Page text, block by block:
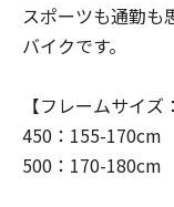
スポーツも通勤も
バイクです。
【フレームサイズ
450：155-170cm
500：170-180cm